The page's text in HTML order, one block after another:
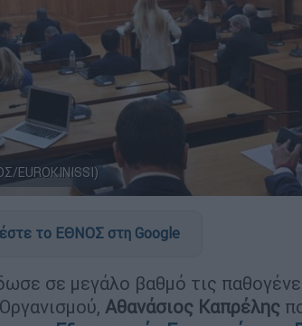
EUROKINISSI)
το ΕΘΝΟΣ στη Google
σε μεγάλο βαθμό τις
Αθανάσιος Καπρέλης